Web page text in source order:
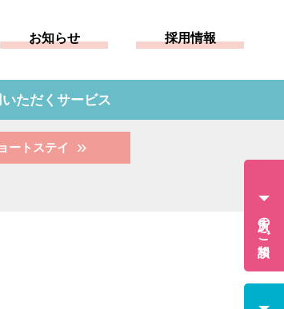
お知らせ 採用情報
ただくサービス
ートステイ »
入所のご相談